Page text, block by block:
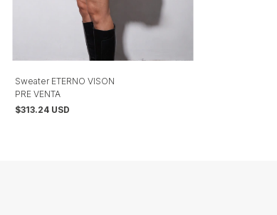
Sweater ETERNO VISON
PRE VENTA
$313.24 USD